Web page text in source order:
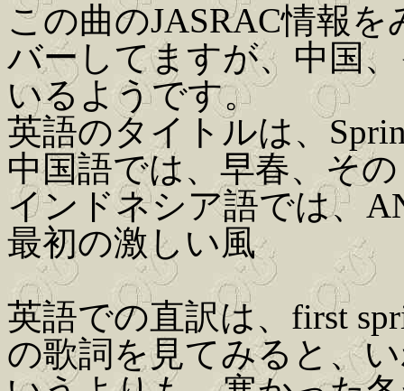
この曲のJASRAC情報
バーしてますが、中国
いるようです。
英語のタイトルは、
中国語では、早春、そ
インドネシア語では、
最初の激しい風
英語での直訳は、first
の歌詞を見てみると、